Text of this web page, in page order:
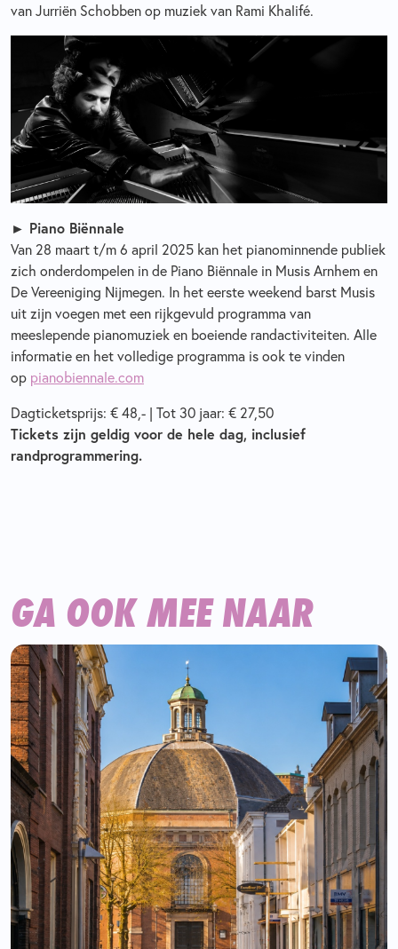
van Jurriën Schobben op muziek van Rami Khalifé.
► Piano Biënnale
Van 28 maart t/m 6 april 2025 kan het pianominnende publiek
zich onderdompelen in de Piano Biënnale in Musis Arnhem en
De Vereeniging Nijmegen. In het eerste weekend barst Musis
uit zijn voegen met een rijkgevuld programma van
meeslepende pianomuziek en boeiende randactiviteiten. Alle
informatie en het volledige programma is ook te vinden
op pianobiennale.com
Dagticketsprijs: € 48,- | Tot 30 jaar: € 27,50
Tickets zijn geldig voor de hele dag, inclusief
randprogrammering.
GA OOK MEE NAAR